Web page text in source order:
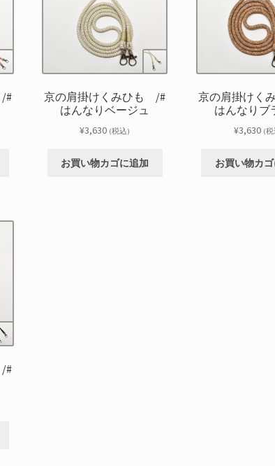
#
京の肩掛けくみひも /#
はんなりベージュ
¥3,630 (税込)
お買い物カゴに追加
京の肩掛けく
はんなりブ
¥3,630 (税
お買い物カ
#